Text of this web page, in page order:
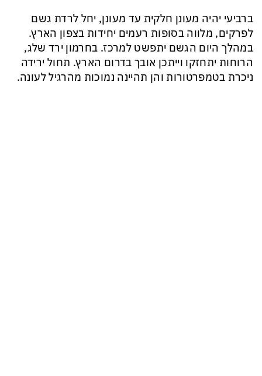
ברביעי יהיה מעונן חלקית עד מעונן, יחל לרדת גשם
לפרקים, מלווה בסופות רעמים יחידות בצפון הארץ.
במהלך היום הגשם יתפשט למרכז. בחרמון ירד שלג,
הרוחות יתחזקו וייתכן אובך בדרום הארץ. תחול ירידה
ניכרת בטמפרטורות והן תהיינה נמוכות מהרגיל לעונה.